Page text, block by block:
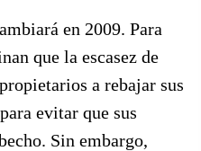
en 2009. Para
que la escasez de
a rebajar sus
evitar que sus
Sin embargo,